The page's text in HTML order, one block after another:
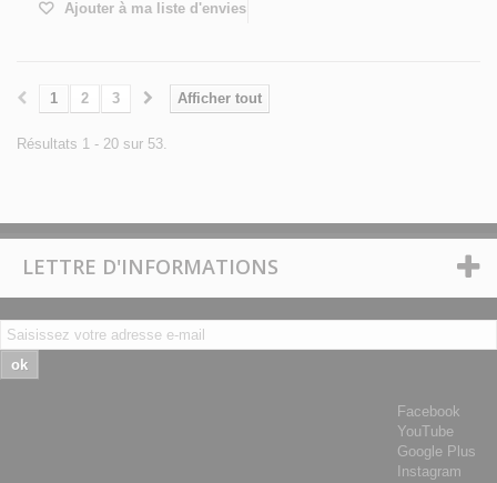
Ajouter à ma liste d'envies
Afficher tout
1 2 3
Résultats 1 - 20 sur 53.
LETTRE D'INFORMATIONS
ok
Facebook
YouTube
Google Plus
Instagram